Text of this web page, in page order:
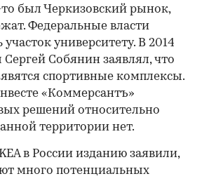
то был Черкизовский рынок,
Федеральные власти
университету. В 2014
Собянин заявлял, что
спортивные комплексы.
«Коммерсантъ»
решений относительно
территории нет.
в России изданию заявили,
много потенциальных